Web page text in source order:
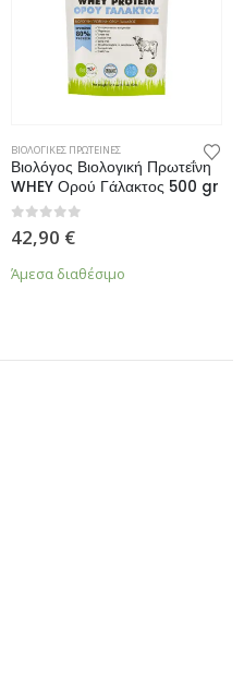
ΒΙΟΛΟΓΙΚΕΣ ΠΡΩΤΕΙΝΕΣ
Βιολόγος Βιολογική Πρωτεΐνη
WHEY Ορού Γάλακτος 500 gr
0 από 5
42,90 €
Άμεσα διαθέσιμο